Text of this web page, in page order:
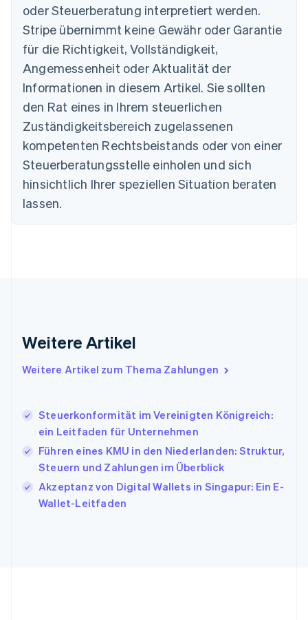
oder Steuerberatung interpretiert werden.
Stripe übernimmt keine Gewähr oder Garantie
für die Richtigkeit, Vollständigkeit,
Angemessenheit oder Aktualität der
Informationen in diesem Artikel. Sie sollten
den Rat eines in Ihrem steuerlichen
Zuständigkeitsbereich zugelassenen
kompetenten Rechtsbeistands oder von einer
Steuerberatungsstelle einholen und sich
hinsichtlich Ihrer speziellen Situation beraten
lassen.
Weitere Artikel
Weitere Artikel zum Thema Zahlungen
Steuerkonformität im Vereinigten Königreich:
ein Leitfaden für Unternehmen
Führen eines KMU in den Niederlanden: Struktur,
Steuern und Zahlungen im Überblick
Akzeptanz von Digital Wallets in Singapur: Ein E-
Wallet-Leitfaden
Brasilien
PortuguêsEnglish
Bulgarien
English
Dänemark
English
DeutschEnglish
Estland
English
Festlandchina
简体中文English
Finnland
Frankreich
FrançaisEnglish
English
Italien
Italiano English
EnglishFrançais
Kroatien
EnglishItaliano
Lettland
Liechtenstein
Deutsch English